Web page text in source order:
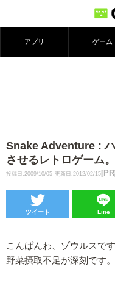
アプリ ゲーム
Snake Adventure :
させるレトロゲーム
投稿日:2009/10/05 更新日:2012/02/15
ツイート Line
こんばんわ、ゾウルスです
野菜摂取不足が深刻です。